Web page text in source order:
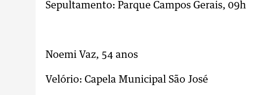
Sepultamento: Parque Campos Gerais, 09h
Noemi Vaz, 54 anos
Velório: Capela Municipal São José